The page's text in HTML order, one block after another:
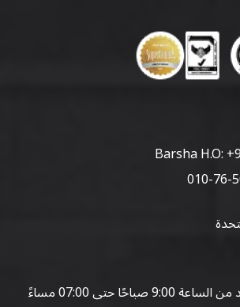
Barsha H.O:
حتى 07:00 مساءً